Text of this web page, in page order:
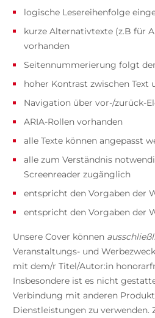
logische Lesereihenfolge
kurze Alternativtexte (z.B für
vorhanden
Seitennummerierung folgt
hoher Kontrast zwischen Text
Navigation über vor-/zurück-
ARIA-Rollen vorhanden
alle Texte können angepasst
alle zum Verständnis
Screenreader zugänglich
entspricht den Vorgaben der
entspricht den Vorgaben der
Unsere Cover können
Veranstaltungs- und
mit dem/r Titel/Autor:in
Insbesondere ist es nicht
Verbindung mit anderen
Dienstleistungen zu verwenden.